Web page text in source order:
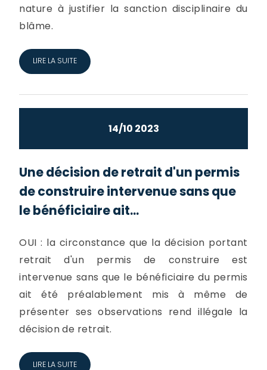
nature à justifier la sanction disciplinaire du
blâme.
LIRE LA SUITE
14/10 2023
Une décision de retrait d'un permis
de construire intervenue sans que
le bénéficiaire ait...
OUI : la circonstance que la décision portant
retrait d'un permis de construire est
intervenue sans que le bénéficiaire du permis
ait été préalablement mis à même de
présenter ses observations rend illégale la
décision de retrait.
LIRE LA SUITE